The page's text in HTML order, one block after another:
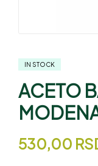
IN STOCK
ACETO
530,00